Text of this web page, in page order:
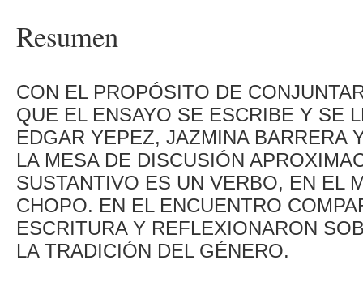
Resumen
CON EL PROPÓSITO DE
QUE EL ENSAYO SE ESCRIBE Y SE
EDGAR YEPEZ, JAZMINA BARRERA
LA MESA DE DISCUSIÓN
SUSTANTIVO ES UN VERBO, EN EL
CHOPO. EN EL ENCUENTRO
ESCRITURA Y REFLEXIONARON
LA TRADICIÓN DEL GÉNERO.